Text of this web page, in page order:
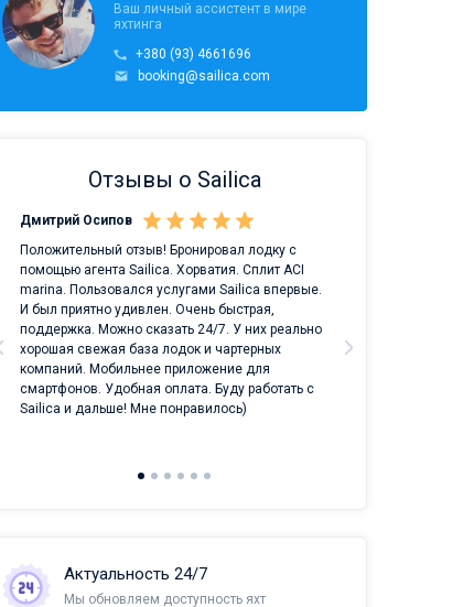
Ваш личный ассистент в мире
яхтинга
+380 (93) 4661696
booking@sailica.com
Отзывы о Sailica
Дмитрий Осипов
Положительный отзыв! Бронировал лодку с
помощью агента Sailica. Хорватия. Сплит ACI
marina. Пользовался услугами Sailica впервые.
И был приятно удивлен. Очень быстрая,
поддержка. Можно сказать 24/7. У них реально
хорошая свежая база лодок и чартерных
компаний. Мобильнее приложение для
смартфонов. Удобная оплата. Буду работать с
Sailica и дальше! Мне понравилось)
Актуальность 24/7
Мы обновляем доступность яхт